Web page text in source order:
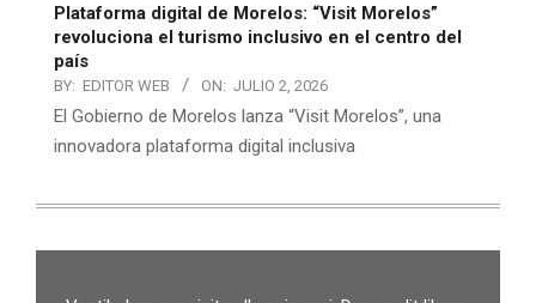
Plataforma digital de Morelos: “Visit Morelos”
revoluciona el turismo inclusivo en el centro del
país
BY: EDITOR WEB ON: JULIO 2, 2026
El Gobierno de Morelos lanza “Visit Morelos”, una
innovadora plataforma digital inclusiva